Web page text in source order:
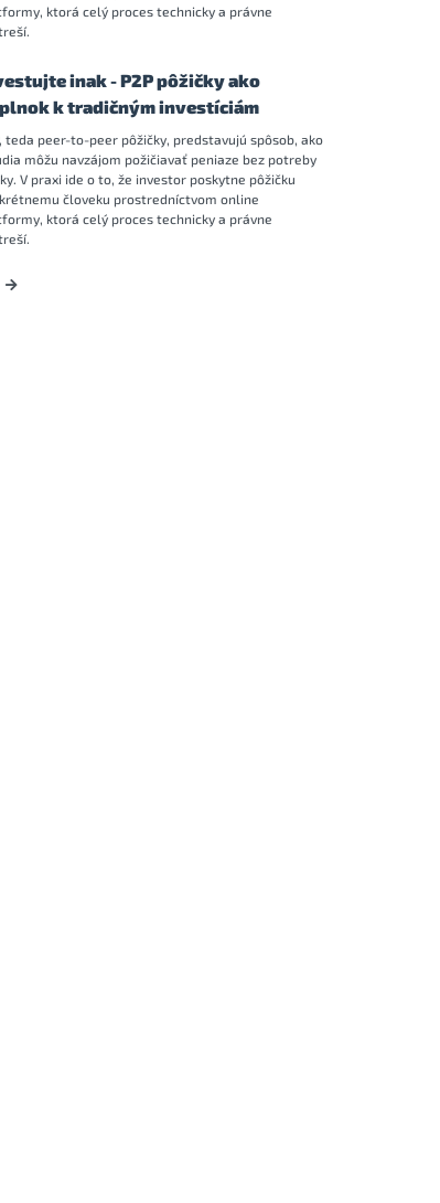
ktorá celý proces technicky a právne
inak - P2P pôžičky ako
k tradičným investíciám
teda peer-to-peer pôžičky, predstavujú spôsob, ako
môžu navzájom požičiavať peniaze bez potreby
V praxi ide o to, že investor poskytne pôžičku
človeku prostredníctvom online
ktorá celý proces technicky a právne